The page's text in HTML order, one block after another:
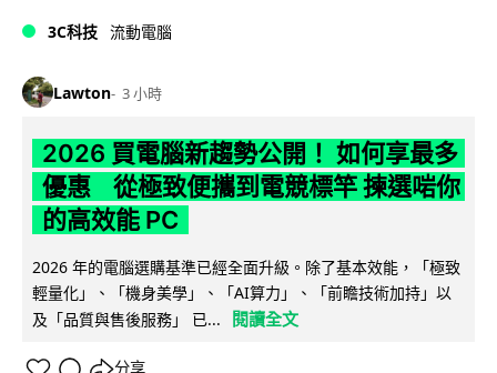
3C科技 流動電腦
Lawton 3 小時
2026 買電腦新趨勢公開！ 如何享最多
優惠 從極致便攜到電競標竿 揀選啱你
的高效能 PC
2026 年的電腦選購基準已經全面升級。除了基本效能，「極致
輕量化」、「機身美學」、「AI算力」、「前瞻技術加持」以
及「品質與售後服務」 已...
閱讀全文